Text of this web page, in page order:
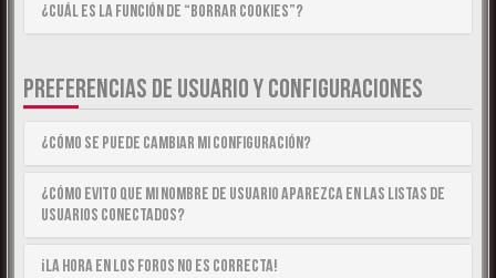
¿Cuál es la función de “Borrar cookies”?
PREFERENCIAS DE USUARIO Y CONFIGURACIONES
¿Cómo se puede cambiar mi configuración?
¿Cómo evito que mi nombre de usuario aparezca en las listas de
usuarios conectados?
¡La hora en los foros no es correcta!